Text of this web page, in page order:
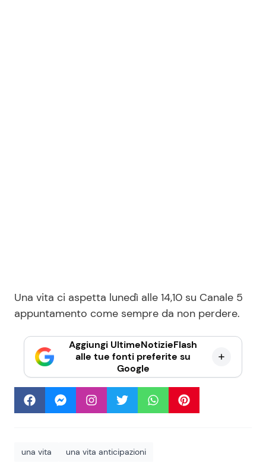
Una vita ci aspetta lunedì alle 14,10 su Canale 5
appuntamento come sempre da non perdere.
Aggiungi UltimeNotizieFlash
alle tue fonti preferite su
Google
una vita una vita anticipazioni